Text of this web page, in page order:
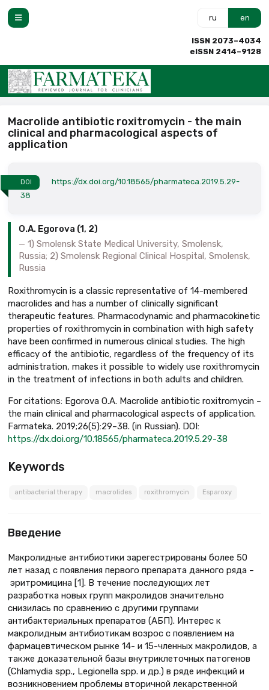
ru en
ISSN 2073–4034
eISSN 2414–9128
Macrolide antibiotic roxitromycin - the main
clinical and pharmacological aspects of
application
DOI
https://dx.doi.org/10.18565/pharmateca.2019.5.29-
38
O.A. Egorova (1, 2)
1) Smolensk State Medical University, Smolensk,
Russia; 2) Smolensk Regional Clinical Hospital, Smolensk,
Russia
Roxithromycin is a classic representative of 14-membered
macrolides and has a number of clinically significant
therapeutic features. Pharmacodynamic and pharmacokinetic
properties of roxithromycin in combination with high safety
have been confirmed in numerous clinical studies. The high
efficacy of the antibiotic, regardless of the frequency of its
administration, makes it possible to widely use roxithromycin
in the treatment of infections in both adults and children.
For citations: Egorova O.A. Macrolide antibiotic roxitromycin –
the main clinical and pharmacological aspects of application.
Farmateka. 2019;26(5):29–38. (in Russian). DOI:
https://dx.doi.org/10.18565/pharmateca.2019.5.29-38
Keywords
antibacterial therapy macrolides roxithromycin Esparoxy
Введение
Макролидные антибиотики зарегестрированы более 50
лет назад с появления первого препарата данного ряда –
эритромицина [1]. В течение последующих лет
разработка новых групп макролидов значительно
снизилась по сравнению с другими группами
антибактериальных препаратов (АБП). Интерес к
макролидным антибиотикам возрос с появлением на
фармацевтическом рынке 14- и 15-членных макролидов, а
также доказательной базы внутриклеточных патогенов
(Chlamydia spp., Legionella spp. и др.) в ряде инфекций и
возникновением проблемы вторичной лекарственной